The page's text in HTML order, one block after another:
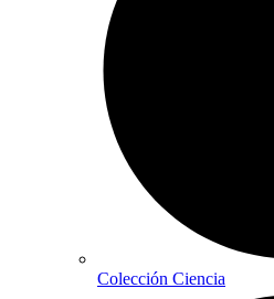
Colección Ciencia